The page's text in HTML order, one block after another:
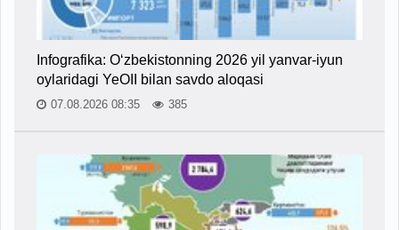
Infografika: O‘zbekistonning 2026 yil yanvar-iyun
oylaridagi YeOII bilan savdo aloqasi
07.08.2026 08:35 385